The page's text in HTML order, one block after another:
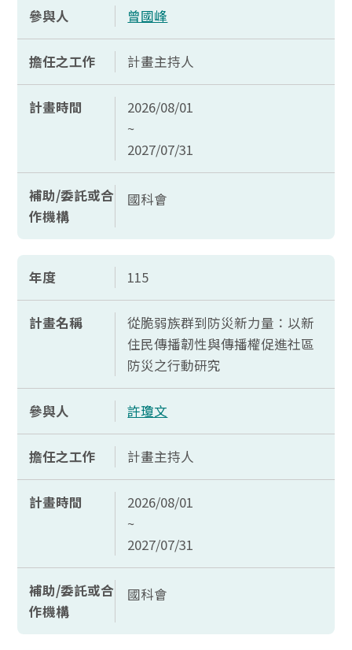
參與人 曾國峰
擔任之工作 計畫主持人
計畫時間
2026/08/01
~
2027/07/31
補助/委託或合
作機構
國科會
年度 115
計畫名稱
從脆弱族群到防災新力量：以新
住民傳播韌性與傳播權促進社區
防災之行動研究
參與人 許瓊文
擔任之工作 計畫主持人
計畫時間
2026/08/01
~
2027/07/31
補助/委託或合
作機構
國科會